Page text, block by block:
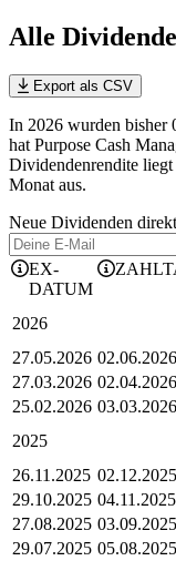
Alle
Export als CSV
In 2026 wurden bisher
hat Purpose Cash
Dividendenrendite
Monat aus.
Neue Dividenden
EX-
DATUM
2026
27.05.2026 02.06.2026
27.03.2026 02.04.2026
25.02.2026 03.03.2026
2025
26.11.2025 02.12.2025
29.10.2025 04.11.2025
27.08.2025 03.09.2025
29.07.2025 05.08.2025